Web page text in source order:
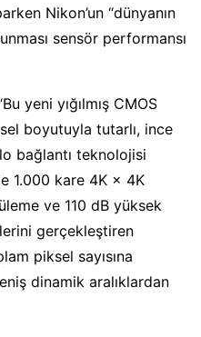
Nikon’un “dünyanın
sensör performansı
yeni yığılmış CMOS
boyutuyla tutarlı, ince
bağlantı teknolojisi
1.000 kare 4K × 4K
ve 110 dB yüksek
gerçekleştiren
piksel sayısına
dinamik aralıklardan